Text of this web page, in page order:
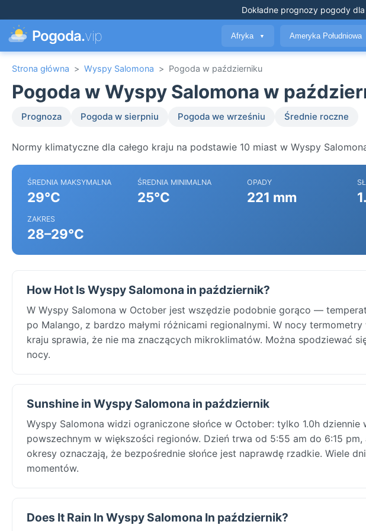
Dokładne prognozy pogodydla
Pogoda.vip Afryka ▼ Ameryka Południowa
Strona główna > Wyspy Salomona > Pogoda w październiku
Pogoda w Wyspy Salomona w
Prognoza Pogoda w sierpniu Pogoda we wrześniu Średnie roczne
Normy klimatyczne dla całego kraju na podstawie 10 miast w Wyspy
ŚREDNIA MAKSYMALNA
29°C
ŚREDNIA MINIMALNA
25°C
OPADY
221 mm
ZAKRES
28–29°C
How Hot Is Wyspy Salomona in październik?
W Wyspy Salomona w October jest wszędzie podobnie gorąco —
po Malango, z bardzo małymi różnicami regionalnymi. W nocy
kraju sprawia, że nie ma znaczących mikroklimatów. Można spodziewać
nocy.
Sunshine in Wyspy Salomona in październik
Wyspy Salomona widzi ograniczone słońce w October: tylko 1.0h
powszechnym w większości regionów. Dzień trwa od 5:55 am do 6:15
okresy oznaczają, że bezpośrednie słońce jest naprawdę rzadkie. Wiele
momentów.
Does It Rain In Wyspy Salomona In październik?